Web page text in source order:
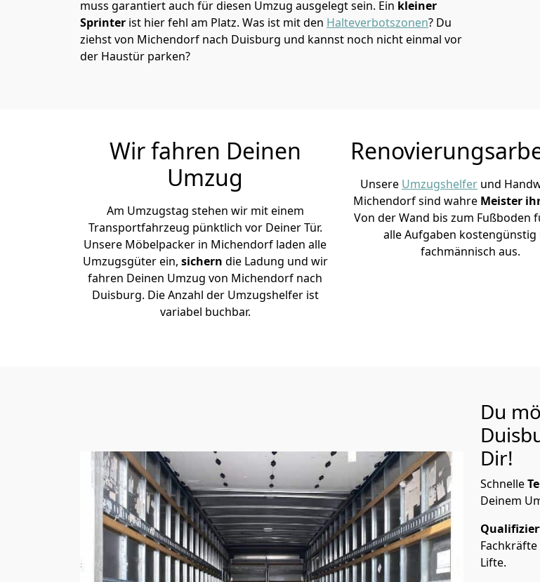
muss garantiert auch für diesen Umzug ausgelegt sein. Ein kleiner
Sprinter ist hier fehl am Platz. Was ist mit den Halteverbotszonen? Du
ziehst von Michendorf nach Duisburg und kannst noch nicht einmal vor
der Haustür parken?
Wir fahren Deinen
Umzug
Am Umzugstag stehen wir mit einem
Transportfahrzeug pünktlich vor Deiner Tür.
Unsere Möbelpacker in Michendorf laden alle
Umzugsgüter ein, sichern die Ladung und wir
fahren Deinen Umzug von Michendorf nach
Duisburg. Die Anzahl der Umzugshelfer ist
variabel buchbar.
Unsere Umzugshelfer und
Michendorf sind wahre Meister
Von der Wand bis zum Fußboden
alle Aufgaben kostengünstig
fachmännisch aus.
Du
Dir!
Schnelle
Deinem
Lifte.